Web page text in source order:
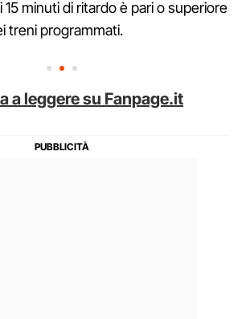
minuti di ritardo è pari o superiore
treni programmati.
a leggere su Fanpage.it